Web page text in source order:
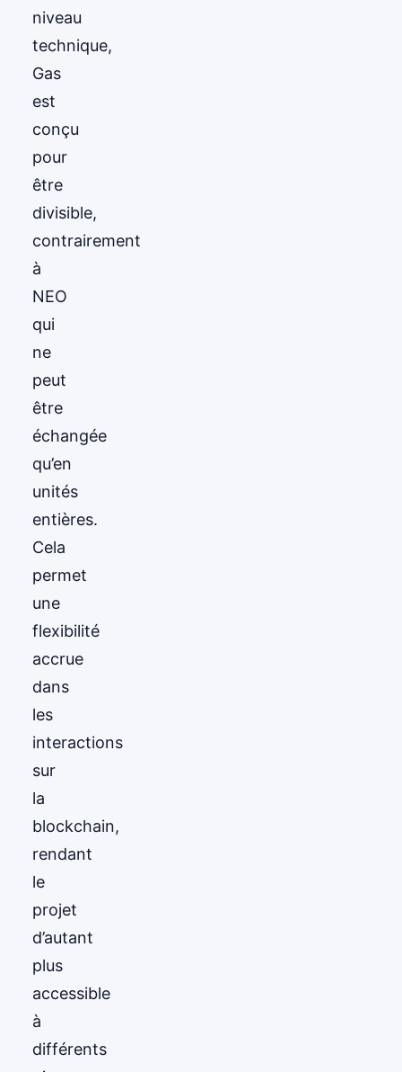
niveau
technique,
Gas
est
conçu
pour
être
divisible,
contrairement
à
NEO
qui
ne
peut
être
échangée
qu’en
unités
entières.
Cela
permet
une
flexibilité
accrue
dans
les
interactions
sur
la
blockchain,
rendant
le
projet
d’autant
plus
accessible
à
différents